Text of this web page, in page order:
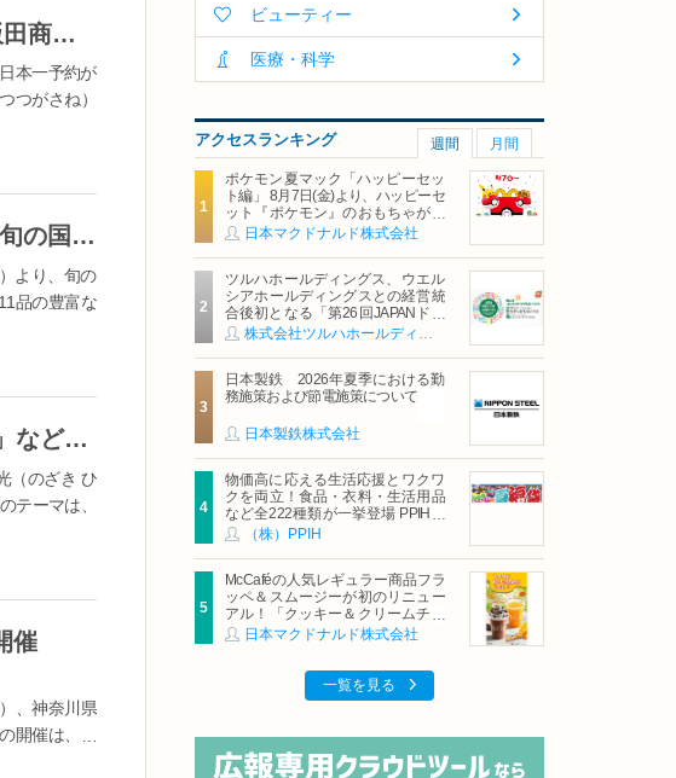
昨冬大好評のあのメニューが再販希望の声に応えて復活！ デニーズ×飯田商店監修『味噌らぁ麺～五重（いつつがさね）の味噌』 12月17日（水）より好評発売中
本一予約が
つがさね）
― 初登場「フルーツマチェドニアサンデー」など全11品― デニーズ、旬の国産いちごを贅沢に味わう「いちごデザート」 2026年1月14日（水）販売開始
より、旬の
品の豊富な
和の食材に洋のエッセンスを加えた「鰆(さわら)の初春(はつはる)焼き」など全4品 和食料理人・野﨑洋光氏と描くデニーズならではの和食 初監修メニュー 2026年1月9日（金） 販売開始
（のざき ひ
テーマは、
催
、神奈川県
開催は、当
ビューティー
医療・科学
アクセスランキング 週間 月間
ポケモン夏マック「ハッピーセッ
ト編」 8月7日(金)より、ハッピーセ
ット『ポケモン』のおもちゃが期
間限定登場
日本マクドナルド株式会社
ツルハホールディングス、ウエル
シアホールディングスとの経営統
合後初となる「第26回JAPANドラ
ッグストアショー」に出展
株式会社ツルハホールディングス
日本製鉄 2026年夏季における勤
務施策および節電施策について
日本製鉄株式会社
物価高に応える生活応援とワクワ
クを両立！食品・衣料・生活用品
など全222種類が一挙登場 PPIHグ
ループ「夏福袋」＆セール 8月6日
（株）PPIH
McCaféの人気レギュラー商品フラ
ッペ＆スムージーが初のリニュー
アル！「クッキー＆クリームチョ
コフラッペ」「マンゴースムージ
日本マクドナルド株式会社
一覧を見る